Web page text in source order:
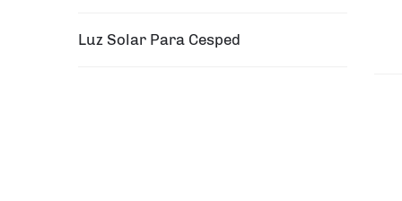
Luz Solar Para Cesped